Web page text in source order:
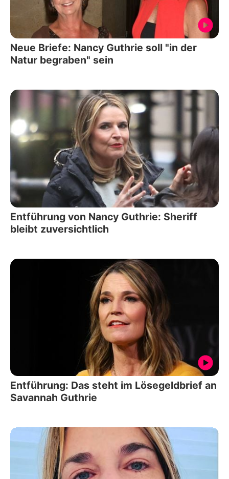
Neue Briefe: Nancy Guthrie soll "in der
Natur begraben" sein
Entführung von Nancy Guthrie: Sheriff
bleibt zuversichtlich
Entführung: Das steht im Lösegeldbrief an
Savannah Guthrie